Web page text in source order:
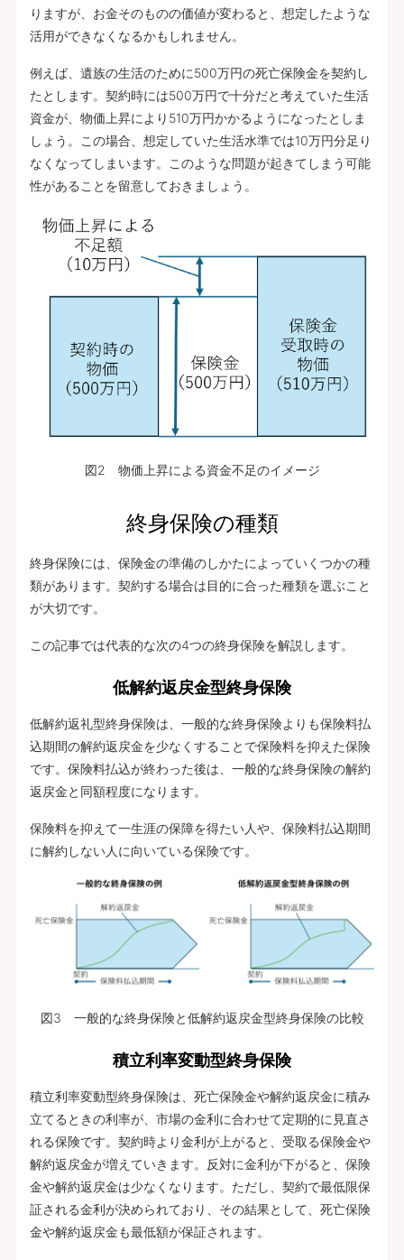
りますが、お金そのものの価値が変わると、想定したような
活用ができなくなるかもしれません。
例えば、遺族の生活のために500万円の死亡保険金を契約し
たとします。契約時には500万円で十分だと考えていた生活
資金が、物価上昇により510万円かかるようになったとしま
しょう。この場合、想定していた生活水準では10万円分足り
なくなってしまいます。このような問題が起きてしまう可能
性があることを留意しておきましょう。
図2 物価上昇による資金不足のイメージ
終身保険の種類
終身保険には、保険金の準備のしかたによっていくつかの種
類があります。契約する場合は目的に合った種類を選ぶこと
が大切です。
この記事では代表的な次の4つの終身保険を解説します。
低解約返戻金型終身保険
低解約返礼型終身保険は、一般的な終身保険よりも保険料払
込期間の解約返戻金を少なくすることで保険料を抑えた保険
です。保険料払込が終わった後は、一般的な終身保険の解約
返戻金と同額程度になります。
保険料を抑えて一生涯の保障を得たい人や、保険料払込期間
に解約しない人に向いている保険です。
図3 一般的な終身保険と低解約返戻金型終身保険の比較
積立利率変動型終身保険
積立利率変動型終身保険は、死亡保険金や解約返戻金に積み
立てるときの利率が、市場の金利に合わせて定期的に見直さ
れる保険です。契約時より金利が上がると、受取る保険金や
解約返戻金が増えていきます。反対に金利が下がると、保険
金や解約返戻金は少なくなります。ただし、契約で最低限保
証される金利が決められており、その結果として、死亡保険
金や解約返戻金も最低額が保証されます。